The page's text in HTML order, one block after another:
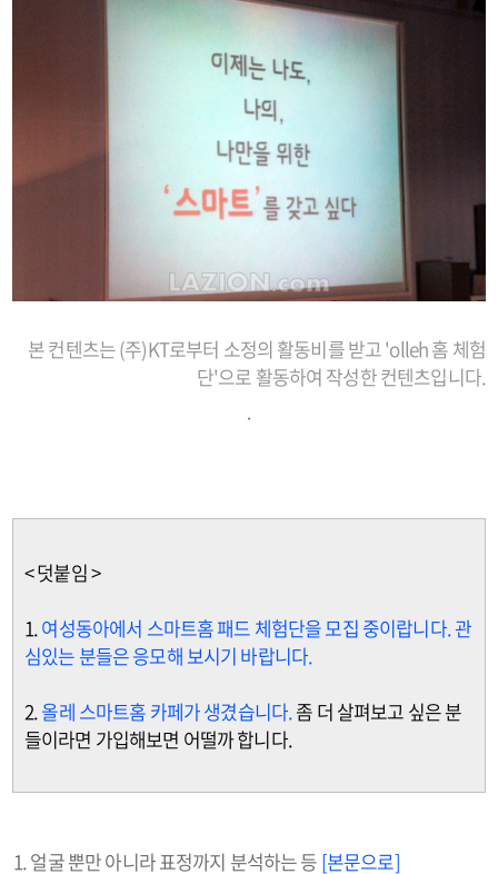
본 컨텐츠는 (주)KT로부터 소정의 활동비를 받고 'olleh 홈 체험
단'으로 활동하여 작성한 컨텐츠입니다.
.
< 덧붙임 >
1. 여성동아에서 스마트홈 패드 체험단을 모집 중이랍니다. 관
심있는 분들은 응모해 보시기 바랍니다.
2. 올레 스마트홈 카페가 생겼습니다. 좀 더 살펴보고 싶은 분
들이라면 가입해보면 어떨까 합니다.
얼굴 뿐만 아니라 표정까지 분석하는 등 [본문으로]